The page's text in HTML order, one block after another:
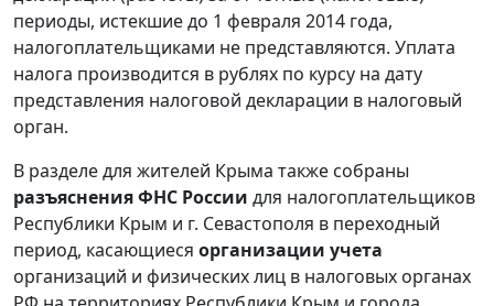
периоды, истекшие до 1 февраля 2014 года,
налогоплательщиками не представляются. Уплата
налога производится в рублях по курсу на дату
представления налоговой декларации в налоговый
орган.
В разделе для жителей Крыма также собраны
разъяснения ФНС России для налогоплательщиков
Республики Крым и г. Севастополя в переходный
период, касающиеся организации учета
организаций и физических лиц в налоговых органах